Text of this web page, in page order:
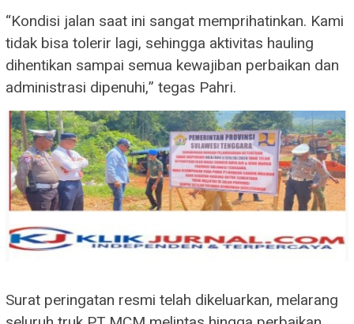
“Kondisi jalan saat ini sangat memprihatinkan. Kami
tidak bisa tolerir lagi, sehingga aktivitas hauling
dihentikan sampai semua kewajiban perbaikan dan
administrasi dipenuhi,” tegas Pahri.
Surat peringatan resmi telah dikeluarkan, melarang